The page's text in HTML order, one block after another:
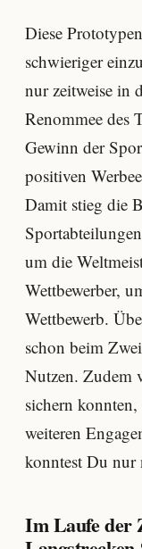
Diese
schwieriger
nur zeitweise in
Renommee des
Gewinn der
positiven
Damit stieg die
um die
Wettbewerber,
Wettbewerb.
schon beim
Nutzen. Zudem
sichern
weiteren
konntest Du nur
Im Laufe der